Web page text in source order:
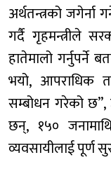
अर्थतन्त्रको जगेर्ना
गर्दै गृहमन्त्रीले
हातेमालो गर्नुपर्ने
भयो, आपराधिक
सम्बोधन गरेको छ”,
छन्, १५०
व्यवसायीलाई पूर्ण